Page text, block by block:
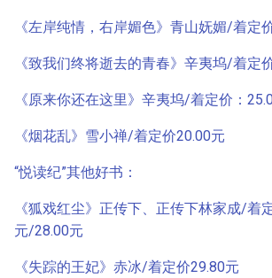
《左岸纯情，右岸媚色》青山妩媚/着定
《致我们终将逝去的青春》辛夷坞/着定
《原来你还在这里》辛夷坞/着定价：
《烟花乱》雪小禅/着定价20.00元
“悦读纪”其他好书：
《狐戏红尘》正传下、正传下林家成/着
元/28.00元
《失踪的王妃》赤冰/着定价29.80元